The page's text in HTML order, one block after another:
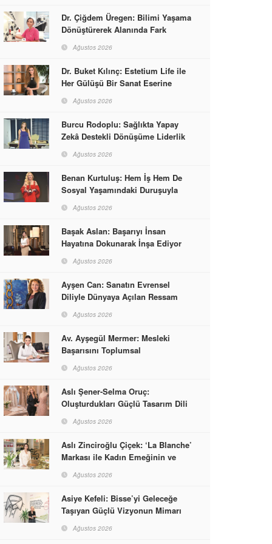
Dr. Çiğdem Üregen: Bilimi Yaşama
Dönüştürerek Alanında Fark
Ağustos 2026
Dr. Buket Kılınç: Estetium Life ile
Her Gülüşü Bir Sanat Eserine
Ağustos 2026
Burcu Rodoplu: Sağlıkta Yapay
Zekâ Destekli Dönüşüme Liderlik
Ağustos 2026
Benan Kurtuluş: Hem İş Hem De
Sosyal Yaşamındaki Duruşuyla
Ağustos 2026
Başak Aslan: Başarıyı İnsan
Hayatına Dokunarak İnşa Ediyor
Ağustos 2026
Ayşen Can: Sanatın Evrensel
Diliyle Dünyaya Açılan Ressam
Ağustos 2026
Av. Ayşegül Mermer: Mesleki
Başarısını Toplumsal
Ağustos 2026
Aslı Şener-Selma Oruç:
Oluşturdukları Güçlü Tasarım Dili
Dünyasına İmzalarını Attılar
Ağustos 2026
Aslı Zinciroğlu Çiçek: ‘La Blanche’
Markası ile Kadın Emeğinin ve
Başarabileceğinin En Güzel
Örneğini Sunuyor
Ağustos 2026
Asiye Kefeli: Bisse’yi Geleceğe
Taşıyan Güçlü Vizyonun Mimarı
Ağustos 2026